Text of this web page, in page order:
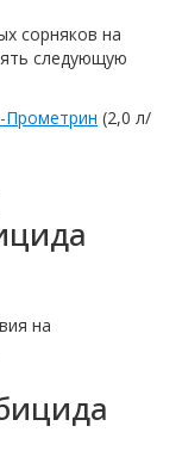
сорняков на
следующую
(2,0 л/
на